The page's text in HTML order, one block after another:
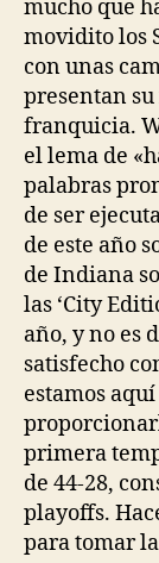
mucho que
movidito los
con unas
presentan
franquicia.
el lema de
palabras
de ser
de este año
de Indiana
las ‘City
año, y no es
satisfecho
estamos
primera
de 44-28,
playoffs.
para tomar